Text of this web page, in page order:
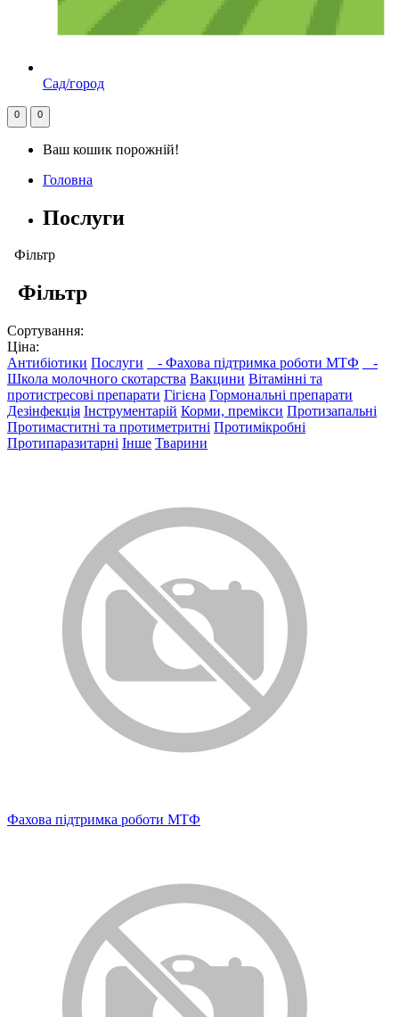
Сад/город
0 0
Ваш кошик порожній!
Головна
Послуги
Фільтр
Фільтр
Сортування:
Ціна:
Антибіотики Послуги - Фахова підтримка роботи МТФ
-
Школа молочного скотарства Вакцини Вітамінні та
протистресові препарати Гігієна Гормональні препарати
Дезінфекція Інструментарій Корми, премікси Протизапальні
Протимаститні та протиметритні Протимікробні
Протипаразитарні Інше Тварини
Фахова підтримка роботи МТФ